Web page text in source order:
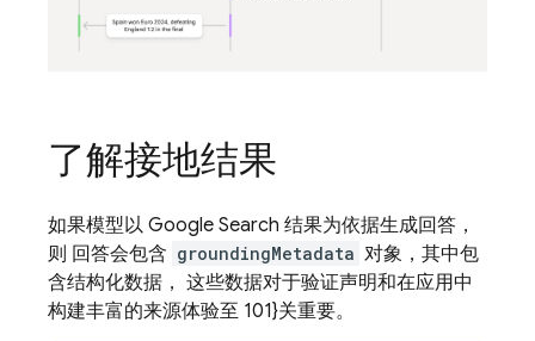
了解接地结果
如果模型以 Google Search 结果为依据生成回答，
则 回答会包含 groundingMetadata 对象，其中包
含结构化数据， 这些数据对于验证声明和在应用中
构建丰富的来源体验至 101}关重要。